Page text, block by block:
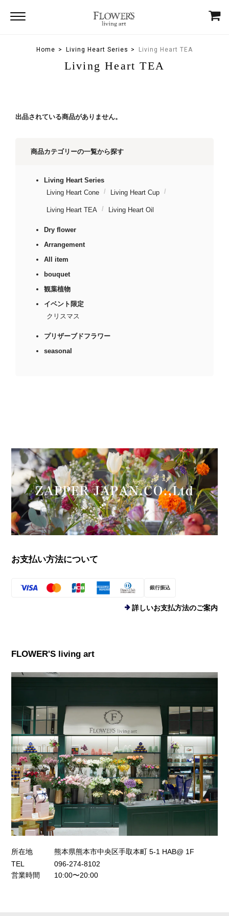
Home Living Heart Series Living Heart TEA
Living Heart TEA
出品されている商品がありません。
商品カテゴリーの一覧から探す
Living Heart Series
Living Heart Cone
Living Heart Cup
Living Heart TEA Living Heart Oil
Dry flower
Arrangement
All item
bouquet
観葉植物
イベント限定
クリスマス
プリザーブドフラワー
seasonal
お支払い方法について
銀行振込
詳しいお支払方法のご案内
FLOWER'S living art
所在地
熊本県熊本市中央区手取本町 5-1 HAB@ 1F
TEL
096-274-8102
営業時間
10:00〜20:00